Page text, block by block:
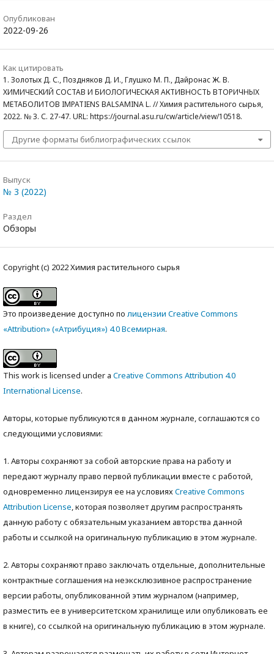
Опубликован
2022-09-26
Как цитировать
1. Золотых Д. С., Поздняков Д. И., Глушко М. П., Дайронас Ж. В.
ХИМИЧЕСКИЙ СОСТАВ И БИОЛОГИЧЕСКАЯ АКТИВНОСТЬ ВТОРИЧНЫХ
МЕТАБОЛИТОВ IMPATIENS BALSAMINA L. // Химия растительного сырья,
2022. № 3. С. 27-47. URL: https://journal.asu.ru/cw/article/view/10518.
Другие форматы библиографических ссылок
Выпуск
№ 3 (2022)
Раздел
Обзоры
Copyright (c) 2022 Химия растительного сырья
Это произведение доступно по лицензии Creative Commons
«Attribution» («Атрибуция») 4.0 Всемирная.
This work is licensed under a Creative Commons Attribution 4.0
International License.
Авторы, которые публикуются в данном журнале, соглашаются со
следующими условиями:
1. Авторы сохраняют за собой авторские права на работу и
передают журналу право первой публикации вместе с работой,
одновременно лицензируя ее на условияхCreative Commons
Attribution License, которая позволяет другим распространять
данную работу с обязательным указанием авторства данной
работы и ссылкой на оригинальную публикацию в этом журнале.
2. Авторы сохраняют право заключать отдельные, дополнительные
контрактные соглашения на неэксклюзивное распространение
версии работы, опубликованной этим журналом (например,
разместить ее в университетском хранилище или опубликовать ее
в книге), со ссылкой на оригинальную публикацию в этом журнале.